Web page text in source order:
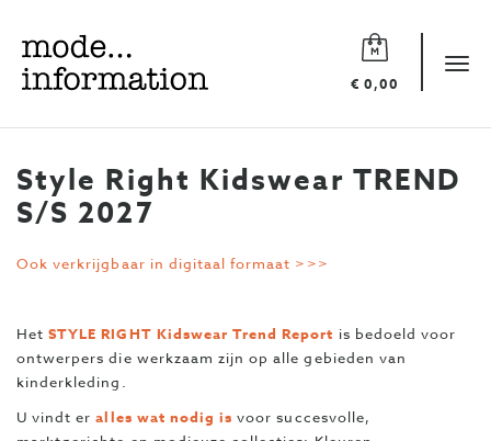
€ 0,00
Mode
information
Style Right Kidswear TREND
S/S 2027
Ook verkrijgbaar in digitaal formaat >>>
HetSTYLE RIGHT Kidswear Trend Report is bedoeld voor
ontwerpers die werkzaam zijn op alle gebieden van
kinderkleding.
U vindt eralles wat nodig is voor succesvolle,